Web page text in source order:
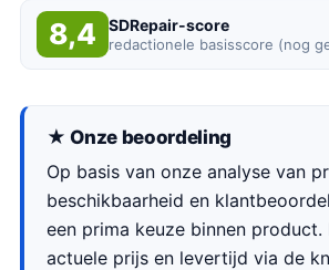
8,4 SDRepair-score
redactionele basisscore (nog
★ Onze beoordeling
Op basis van onze analyse van
beschikbaarheid en
een prima keuze binnen product.
actuele prijs en levertijd via de